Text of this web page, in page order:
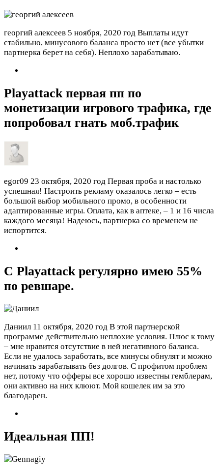
георгий алексеев 5 ноября, 2020 год Выплаты идут
стабильно, минусового баланса просто нет (все убытки
партнерка берет на себя). Неплохо зарабатываю.
Playattack первая пп по
монетизации игрового трафика, где
попробовал гнать моб.трафик
egor09 23 октября, 2020 год Первая проба и настолько
успешная! Настроить рекламу оказалось легко – есть
большой выбор мобильного промо, в особенности
адаптированные игры. Оплата, как в аптеке, – 1 и 16 числа
каждого месяца! Надеюсь, партнерка со временем не
испортится.
С Playattack регулярно имею 55%
по ревшаре.
Даниил 11 октября, 2020 год В этой партнерской
программе действительно неплохие условия. Плюс к тому
– мне нравится отсутствие в ней негативного баланса.
Если не удалось заработать, все минусы обнулят и можно
начинать зарабатывать без долгов. С профитом проблем
нет, потому что офферы все хорошо известны гемблерам,
они активно на них клюют. Мой кошелек им за это
благодарен.
Идеальная ПП!